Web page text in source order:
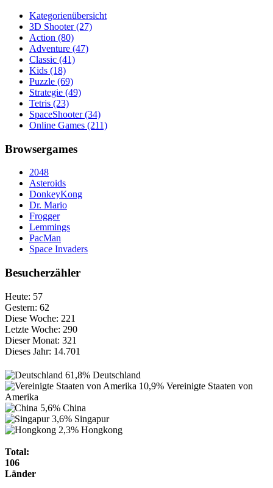
Kategorienübersicht
3D Shooter(27)
Action (80)
Adventure (47)
Classic (41)
Kids (18)
Puzzle (69)
Strategie (49)
Tetris (23)
SpaceShooter(34)
Online Games (211)
Browsergames
2048
Asteroids
DonkeyKong
Dr. Mario
Frogger
Lemmings
PacMan
Space Invaders
Besucherzähler
Heute: 57
Gestern: 62
Diese Woche: 221
Letzte Woche: 290
Dieser Monat: 321
Dieses Jahr: 14.701
61,8% Deutschland
10,9% Vereinigte Staaten von
Amerika
5,6% China
3,6% Singapur
2,3% Hongkong
Total:
106
Länder